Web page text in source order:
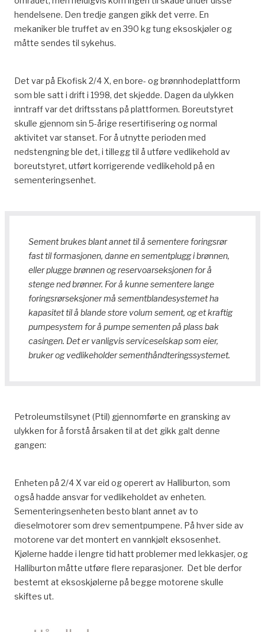
hendelsene. Den tredje gangen gikk det verre. En
mekaniker ble truffet av en 390 kg tung eksoskjøler og
måtte sendes til sykehus.
Det var på Ekofisk 2/4 X, en bore- og brønnhodeplattform
som ble satt i drift i 1998, det skjedde. Dagen da ulykken
inntraff var det driftsstans på plattformen. Boreutstyret
skulle gjennom sin 5-årige resertifisering og normal
aktivitet var stanset. For å utnytte perioden med
nedstengning ble det, i tillegg til å utføre vedlikehold av
boreutstyret, utført korrigerende vedlikehold på en
sementeringsenhet.
Sement brukes blant annet til å sementere foringsrør
fast til formasjonen, danne en sementplugg i brønnen,
eller plugge brønnen og reservoarseksjonen for å
stenge ned brønner. For å kunne sementere lange
foringsrørseksjoner må sementblandesystemet ha
kapasitet til å blande store volum sement, og et kraftig
pumpesystem for å pumpe sementen på plass bak
casingen. Det er vanligvis serviceselskap som eier,
bruker og vedlikeholder sementhåndteringssystemet.
Petroleumstilsynet (Ptil) gjennomførte en gransking av
ulykken for å forstå årsaken til at det gikk galt denne
gangen:
Enheten på 2/4 X var eid og operert av Halliburton, som
også hadde ansvar for vedlikeholdet av enheten.
Sementeringsenheten besto blant annet av to
dieselmotorer som drev sementpumpene. På hver side av
motorene var det montert en vannkjølt eksosenhet.
Kjølerne hadde i lengre tid hatt problemer med lekkasjer, og
Halliburton måtte utføre flere reparasjoner. Det ble derfor
bestemt at eksoskjølerne på begge motorene skulle
skiftes ut.